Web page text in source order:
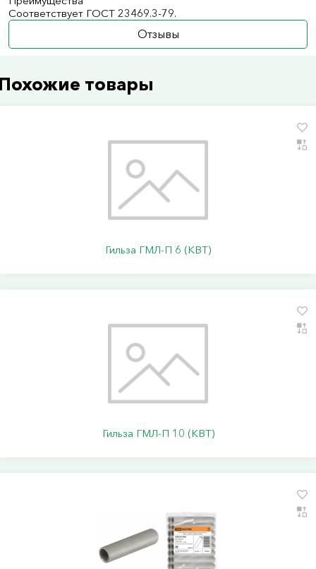
Соответствует ГОСТ 23469.3-79.
Отзывы
товары
Гильза ГМЛ-П 6 (КВТ)
Гильза ГМЛ-П 10 (КВТ)